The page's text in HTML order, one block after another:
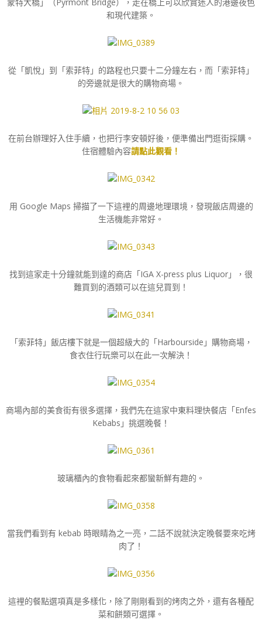
和現代建築。
從「凱悅」到「索菲特」的路程也只要十二分鐘左右，而「索菲特」
的旁邊就是很大的購物商場。
在前台辦理好入住手續，也把行李安頓好後，便準備出門逛街採購。
住宿體驗內容請點此觀看！
用 Google Maps 掃描了一下這裡的周邊地理環境，發現飯店周邊的
生活機能非常好。
找到這家走十分鐘就能到達的商店「IGA X-press plus Liquor」，很
難買到的酒類可以在這兒買到！
「索菲特」飯店樓下就是一個超級大的「Harbourside」購物商場，
食衣住行玩樂可以在此一次解決！
商場內部的美食街有很多選擇，我們先在這家中東料理快餐店「Enfes
Kebabs」挑選晚餐！
玻璃櫃內的食物看起來都蠻新鮮有趣的。
當我們看到有 kebab 時眼睛為之一亮，二話不說就決定晚餐要來吃烤
肉了！
這裡的餐點選項真是多樣化，除了剛剛看到的烤肉之外，還有各種配
菜和餅類可選擇。